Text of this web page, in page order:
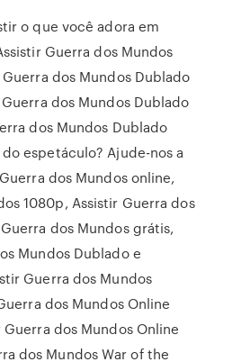
o que você adora em
Guerra dos Mundos
dos Mundos Dublado
dos Mundos Dublado
dos Mundos Dublado
espetáculo? Ajude-nos a
dos Mundos online,
1080p, Assistir Guerra dos
dos Mundos grátis,
Mundos Dublado e
Guerra dos Mundos
dos Mundos Online
dos Mundos Online
dos Mundos War of the